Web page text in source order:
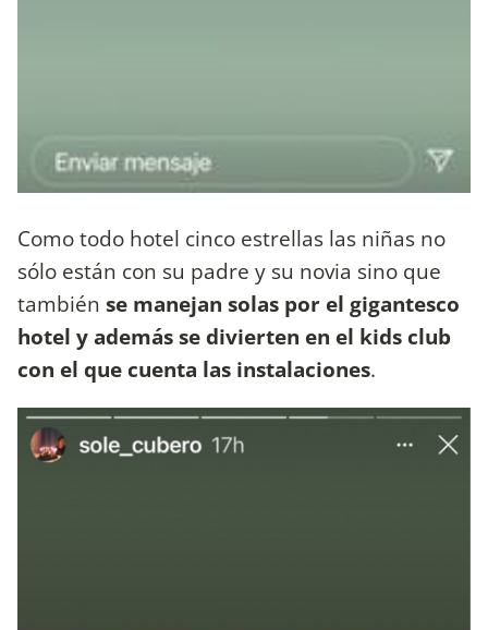
Como todo hotel cinco estrellas las niñas no
sólo están con su padre y su novia sino que
también se manejan solas por el gigantesco
hotel y además se divierten en el kids club
con el que cuenta las instalaciones.